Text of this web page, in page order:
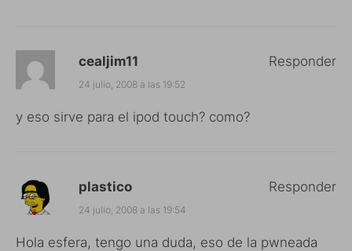
cealjim11
24 julio, 2008 a las 19:52
y eso sirve para el ipod touch? como?
Responder
plastico
24 julio, 2008 a las 19:54
Hola esfera, tengo una duda, eso de la pwneada
Responder